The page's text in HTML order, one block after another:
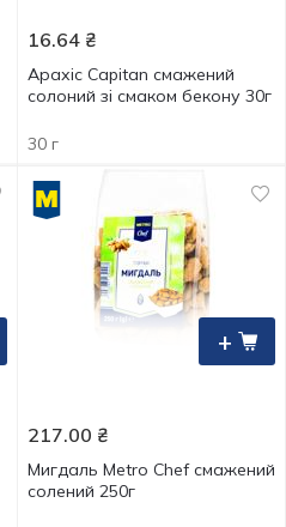
16.64 ₴
Арахіс Capitan смажений
солоний зі смаком бекону 30г
30 г
+
217.00 ₴
Мигдаль Metro Chef смажений
солений 250г